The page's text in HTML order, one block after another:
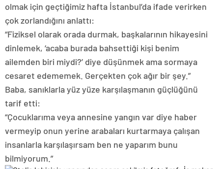
olmak için geçtiğimiz hafta İstanbul’da ifade verirken
çok zorlandığını anlattı:
“Fiziksel olarak orada durmak, başkalarının hikayesini
dinlemek, ‘acaba burada bahsettiği kişi benim
ailemden biri miydi?’ diye düşünmek ama sormaya
cesaret edememek. Gerçekten çok ağır bir şey.”
Baba, sanıklarla yüz yüze karşılaşmanın güçlüğünü
tarif etti:
“Çocuklarıma veya annesine yangın var diye haber
vermeyip onun yerine arabaları kurtarmaya çalışan
insanlarla karşılaşırsam ben ne yaparım bunu
bilmiyorum.”